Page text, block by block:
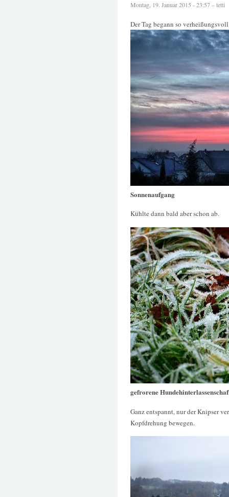
Montag, 19. Januar 2015 - 23:57 – tetti
Der Tag begann so
Sonnenaufgang
Kühlte dann bald aber schon ab.
gefrorene
Ganz entspannt, nur der Knipser
Kopfdrehung bewegen.